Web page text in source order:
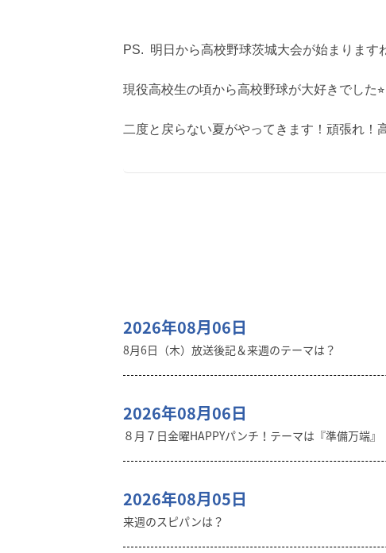
PS. 明日から高校野球茨城大会が始まります
現役高校生の頃から高校野球が大好きでした⭐︎
二度と戻らない夏がやってきます！頑張れ！
2026年08月06日
8月6日（木）放送後記＆来週のテーマは？
2026年08月06日
８月７日金曜HAPPYパンチ！テーマは『準備万端』
2026年08月05日
来週のスピパンは？